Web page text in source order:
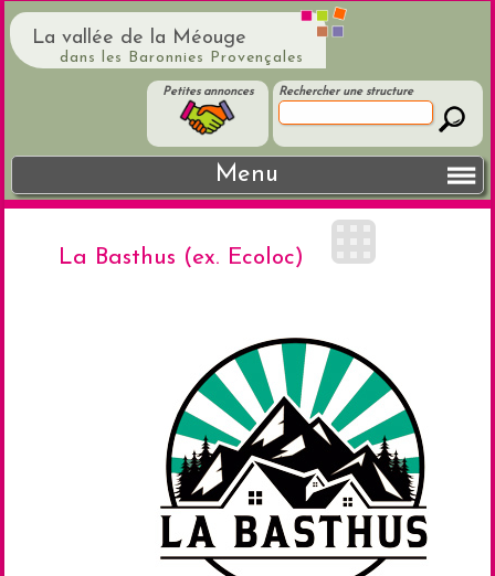
La vallée de la Méouge
dans les Baronnies Provençales
Rechercher une structure
Petites annonces
Menu
La Basthus (ex. Ecoloc)